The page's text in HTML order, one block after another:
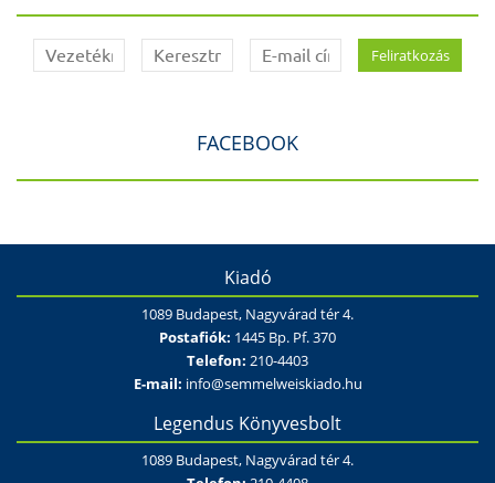
FACEBOOK
Kiadó
1089 Budapest, Nagyvárad tér 4.
Postafiók: 1445 Bp. Pf. 370
Telefon: 210-4403
E-mail: info@semmelweiskiado.hu
Legendus Könyvesbolt
1089 Budapest, Nagyvárad tér 4.